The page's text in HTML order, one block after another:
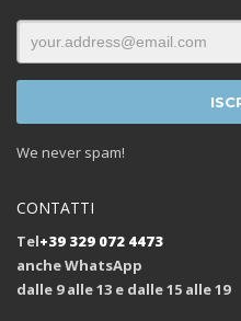
We never spam!
CONTATTI
Tel+39 329 072 4473
anche WhatsApp
dalle 9 alle 13 e dalle 15 alle 19